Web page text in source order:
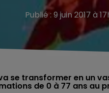
Publié : 9 juin 2017 à
se transformer en un
de 0 à 77 ans au